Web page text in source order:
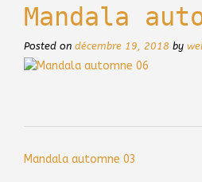
Mandala
Posted on décembre 19, 2018 by
Post
Mandala automne 03